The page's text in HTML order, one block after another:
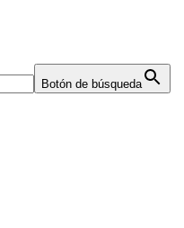
Botón de búsqueda